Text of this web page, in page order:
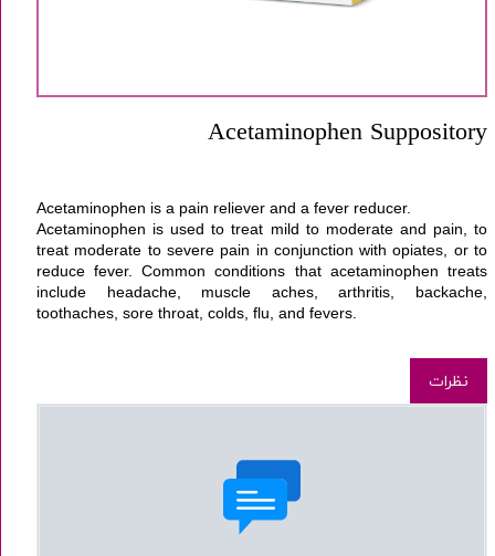
Acetaminophen Suppository
Acetaminophen is a pain reliever and a fever reducer.
Acetaminophen is used to treat mild to moderate and pain, to
treat moderate to severe pain in conjunction with opiates, or to
reduce fever. Common conditions that acetaminophen treats
include headache, muscle aches,arthritis , backache,
toothaches, sore throat, colds, flu, and fevers
نظرات